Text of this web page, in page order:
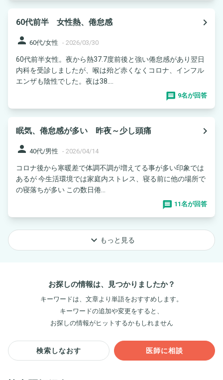
60代前半 女性熱、倦怠感
navigate_next
person 60代/女性 - 2026/03/30
60代前半女性。夜から熱37.7度前後と強い倦怠感があり翌日
内科を受診しましたが、喉は殆ど赤くなくコロナ、インフル
エンザも陰性でした。夜は38....
9名が回答
眠気、倦怠感が多い 昨夜～少し頭痛
navigate_next
person 40代/男性 - 2026/04/14
コロナ後から寒暖差で体調不調が増えてる事が多い印象では
あるが 今生活環境では家庭内ストレス、寝る前に他の場所で
の寝落ちが多い この数日倦...
11名が回答
keyboard_arrow_down もっと見る
お探しの情報は、見つかりましたか？
キーワードは、文章より単語をおすすめします。
キーワードの追加や変更をすると、
お探しの情報がヒットするかもしれません
検索しなおす 医師に相談